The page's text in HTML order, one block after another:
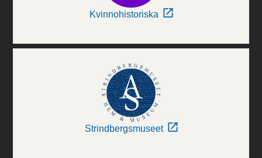
Kvinnohistoriska
Strindbergsmuseet